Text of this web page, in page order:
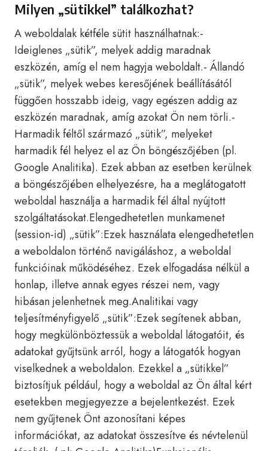
Milyen „sütikkel” találkozhat?
A weboldalak kétféle sütit használhatnak:-
Ideiglenes „sütik”, melyek addig maradnak
eszközén, amíg el nem hagyja weboldalt.- Állandó
„sütik”, melyek webes keresőjének beállításától
függően hosszabb ideig, vagy egészen addig az
eszközén maradnak, amíg azokat Ön nem törli.-
Harmadik féltől származó „sütik”, melyeket
harmadik fél helyez el az Ön böngészőjében (pl.
Google Analitika). Ezek abban az esetben kerülnek
a böngészőjében elhelyezésre, ha a meglátogatott
weboldal használja a harmadik fél által nyújtott
szolgáltatásokat.Elengedhetetlen munkamenet
(session-id) „sütik”:Ezek használata elengedhetetlen
a weboldalon történő navigáláshoz, a weboldal
funkcióinak működéséhez. Ezek elfogadása nélkül a
honlap, illetve annak egyes részei nem, vagy
hibásan jelenhetnek meg.Analitikai vagy
teljesítményfigyelő „sütik”:Ezek segítenek abban,
hogy megkülönböztessük a weboldal látogatóit, és
adatokat gyűjtsünk arról, hogy a látogatók hogyan
viselkednek a weboldalon. Ezekkel a „sütikkel”
biztosítjuk például, hogy a weboldal az Ön által kért
esetekben megjegyezze a bejelentkezést. Ezek
nem gyűjtenek Önt azonosítani képes
információkat, az adatokat összesítve és névtelenül